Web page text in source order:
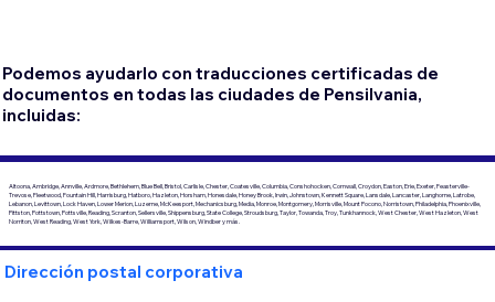
Podemos ayudarlo con traducciones certificadas de
documentos en todas las ciudades de Pensilvania,
incluidas:
Altoona, Ambridge, Annville, Ardmore, Bethlehem, Blue Bell, Bristol, Carlisle, Chester, Coatesville, Columbia, Conshohocken, Cornwall, Croydon, Easton, Erie, Exeter, Feasterville-
Trevose, Fleetwood, Fountain Hill, Harrisburg, Hatboro, Hazleton, Horsham, Honesdale, Honey Brook, Irwin, Johnstown, Kennett Square, Lansdale, Lancaster, Langhorne, Latrobe,
Lebanon, Levittown, Lock Haven, Lower Merion, Luzerne, McKeesport, Mechanicsburg, Media, Monroe, Montgomery, Morrisville, Mount Pocono, Norristown, Philadelphia, Phoenixville,
Pittston, Pottstown, Pottsville, Reading, Scranton, Sellersville, Shippensburg, State College, Stroudsburg, Taylor, Towanda, Troy, Tunkhannock, West Chester, West Hazleton, West
Norriton, West Reading, West York, Wilkes-Barre, Williamsport, Wilson, Windber y más.
Dirección postal corporativa